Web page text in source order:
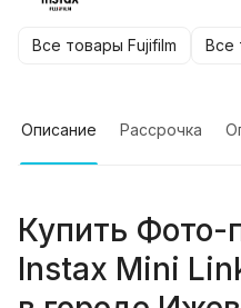
Все товары Fujifilm Все
Описание Рассрочка
Купить Фото-
Instax Mini